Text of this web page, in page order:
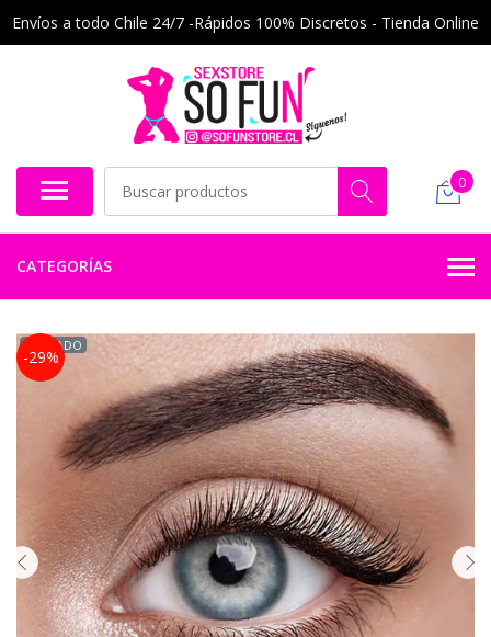
Envíos a todo Chile 24/7 -Rápidos 100% Discretos - Tienda Online
0
CATEGORÍAS
AGOTADO
-29%